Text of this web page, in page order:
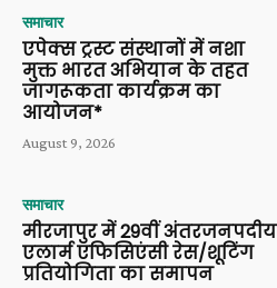
समाचार
एपेक्स ट्रस्ट संस्थानों में नशा
मुक्त भारत अभियान के तहत
जागरूकता कार्यक्रम का
आयोजन*
August 9, 2026
समाचार
मीरजापुर में 29वीं अंतरजनपदीय
एलार्म एफिसिएंसी रेस/शूटिंग
प्रतियोगिता का समापन